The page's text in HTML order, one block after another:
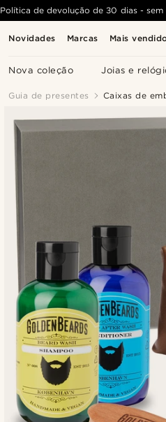
Novidades Marcas Mais
Nova coleção Joias e
Política de devolução de 30 dias -
Guia de presentes Caixas de